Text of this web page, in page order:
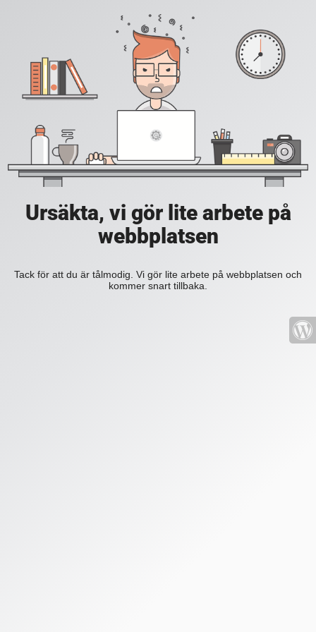
Ursäkta, vi gör lite arbete på
webbplatsen
Tack för att du är tålmodig. Vi gör lite arbete på webbplatsen och
kommer snart tillbaka.